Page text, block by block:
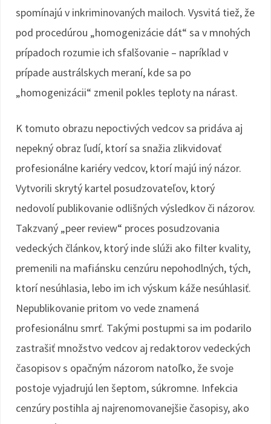
spomínajú v inkriminovaných mailoch. Vysvitá tiež, že
pod procedúrou „homogenizácie dát“ sa v mnohých
prípadoch rozumie ich sfalšovanie – napríklad v
prípade austrálskych meraní, kde sa po
„homogenizácii“ zmenil pokles teploty na nárast.
K tomuto obrazu nepoctivých vedcov sa pridáva aj
nepekný obraz ľudí, ktorí sa snažia zlikvidovať
profesionálne kariéry vedcov, ktorí majú iný názor.
Vytvorili skrytý kartel posudzovateľov, ktorý
nedovolí publikovanie odlišných výsledkov či názorov.
Takzvaný „peer review“ proces posudzovania
vedeckých článkov, ktorý inde slúži ako filter kvality,
premenili na mafiánsku cenzúru nepohodlných, tých,
ktorí nesúhlasia, lebo im ich výskum káže nesúhlasiť.
Nepublikovanie pritom vo vede znamená
profesionálnu smrť. Takými postupmi sa im podarilo
zastrašiť množstvo vedcov aj redaktorov vedeckých
časopisov s opačným názorom natoľko, že svoje
postoje vyjadrujú len šeptom, súkromne. Infekcia
cenzúry postihla aj najrenomovanejšie časopisy, ako